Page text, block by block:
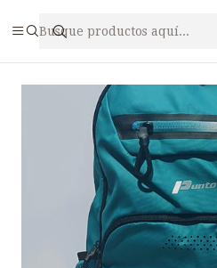
MOCHILA PUNTO